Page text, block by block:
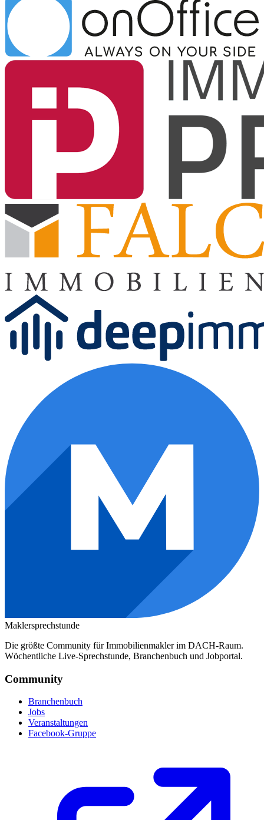
Maklersprechstunde
Die größte Community für Immobilienmakler im DACH-Raum.
Wöchentliche Live-Sprechstunde, Branchenbuch und Jobportal.
Community
Branchenbuch
Jobs
Veranstaltungen
Facebook-Gruppe